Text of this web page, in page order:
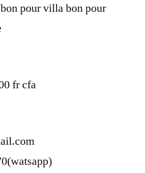
pour villa bon pour
fr cfa